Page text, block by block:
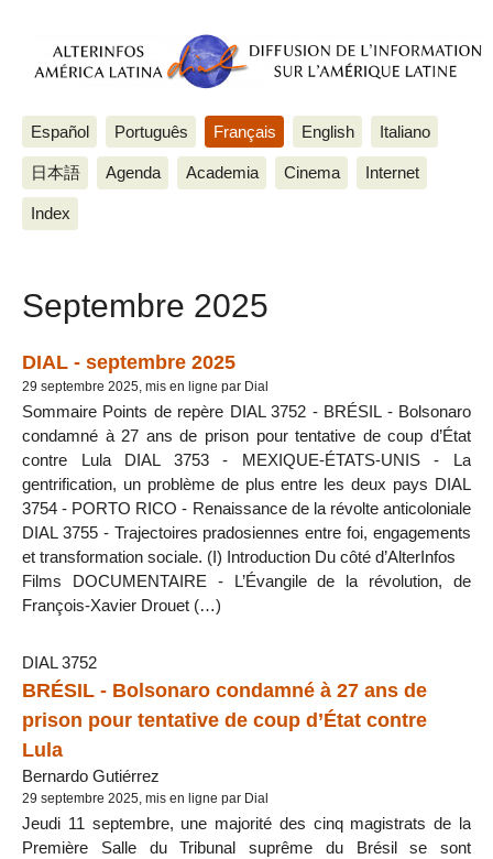
Español Português Français English Italiano
日本語 Agenda Academia Cinema Internet
Index
Septembre 2025
DIAL - septembre 2025
29 septembre 2025, mis en ligne par Dial
Sommaire Points de repère DIAL 3752 - BRÉSIL - Bolsonaro
condamné à 27 ans de prison pour tentative de coup d’État
contre Lula DIAL 3753 - MEXIQUE-ÉTATS-UNIS - La
gentrification, un problème de plus entre les deux pays DIAL
3754 - PORTO RICO - Renaissance de la révolte anticoloniale
DIAL 3755 - Trajectoires pradosiennes entre foi, engagements
et transformation sociale. (I) Introduction Du côté d’AlterInfos
Films DOCUMENTAIRE - L’Évangile de la révolution, de
François-Xavier Drouet (…)
DIAL 3752
BRÉSIL - Bolsonaro condamné à 27 ans de
prison pour tentative de coup d’État contre
Lula
Bernardo Gutiérrez
29 septembre 2025, mis en ligne par Dial
Jeudi 11 septembre, une majorité des cinq magistrats de la
Première Salle du Tribunal suprême du Brésil se sont